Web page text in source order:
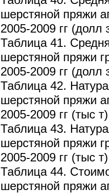
шерстяной пряжи
2005-2009 гг (долл
Таблица 41.
шерстяной пряжи
2005-2009 гг (долл
Таблица 42.
шерстяной пряжи
2005-2009 гг (тыс т)
Таблица 43.
шерстяной пряжи
2005-2009 гг (тыс т)
Таблица 44.
шерстяной пряжи